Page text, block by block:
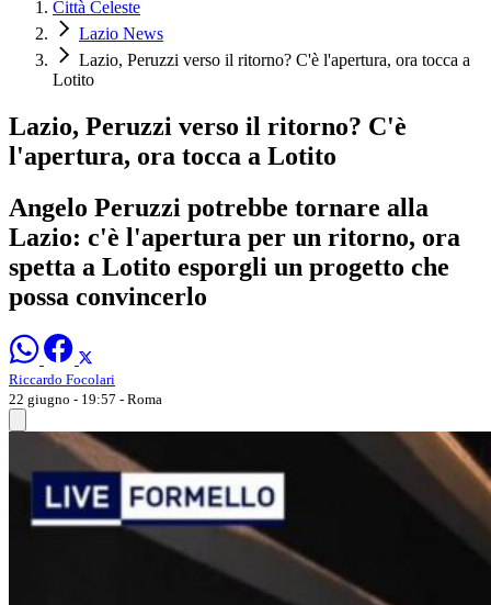
Città Celeste
Lazio News
Lazio, Peruzzi verso il ritorno? C'è l'apertura, ora tocca a
Lotito
Lazio, Peruzzi verso il ritorno? C'è
l'apertura, ora tocca a Lotito
Angelo Peruzzi potrebbe tornare alla
Lazio: c'è l'apertura per un ritorno, ora
spetta a Lotito esporgli un progetto che
possa convincerlo
Riccardo Focolari
22 giugno - 19:57 - Roma